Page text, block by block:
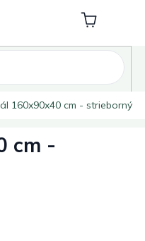
Nákupný
košík
160x90x40 cm - strieborný
cm -